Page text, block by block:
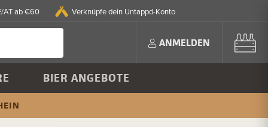
AT ab €60 Verknüpfe dein Untappd-Konto
ANMELDEN
BIER ANGEBOTE